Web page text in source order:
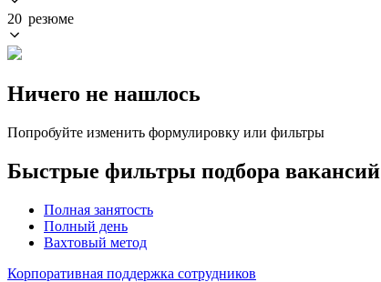
20 резюме
Ничего не нашлось
Попробуйте изменить формулировку или фильтры
Быстрые фильтры подбора вакансий
Полная занятость
Полный день
Вахтовый метод
Корпоративная поддержка сотрудников